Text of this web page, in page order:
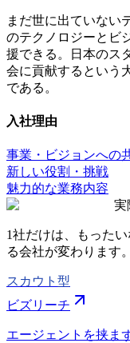
まだ世に出ていない
のテクノロジーとビ
援できる。日本のス
会に貢献するという
である。
入社理由
事業・ビジョンへの
新しい役割・挑戦
魅力的な業務内容
実
1社だけは、もった
る会社が変わります。
スカウト型
ビズリーチ
エージェントを挟ま